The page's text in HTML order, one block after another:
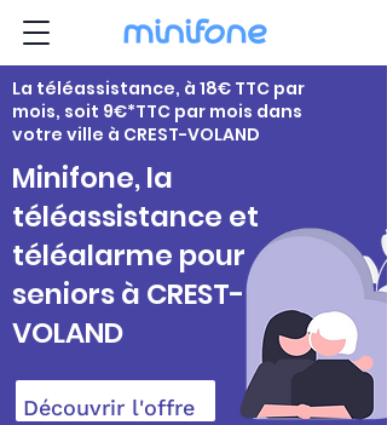
La téléassistance, à 18€ TTC par
mois, soit 9€*TTC par mois dans
votre ville à CREST-VOLAND
Minifone, la
téléassistance et
téléalarme pour
seniors à CREST-
VOLAND
Découvrir l'offre